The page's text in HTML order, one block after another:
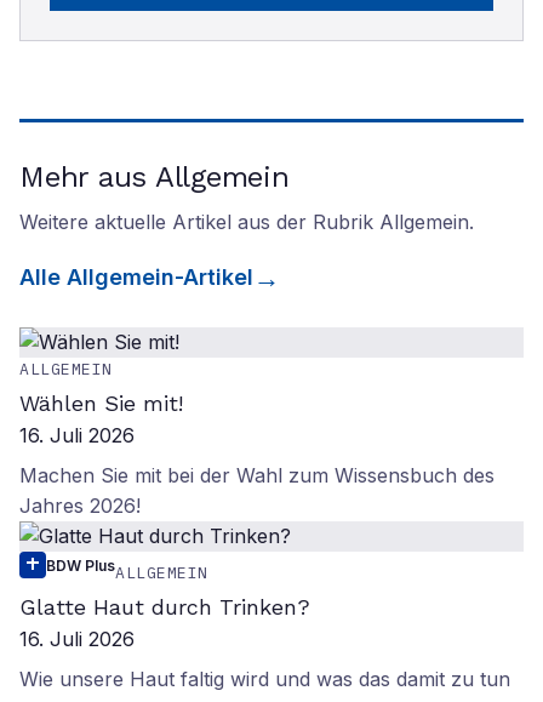
Mehr aus Allgemein
Weitere aktuelle Artikel aus der Rubrik Allgemein.
Alle Allgemein-Artikel
ALLGEMEIN
Wählen Sie mit!
16. Juli 2026
Machen Sie mit bei der Wahl zum Wissensbuch des
Jahres 2026!
BDW PlusALLGEMEIN
Glatte Haut durch Trinken?
16. Juli 2026
Wie unsere Haut faltig wird und was das damit zu tun